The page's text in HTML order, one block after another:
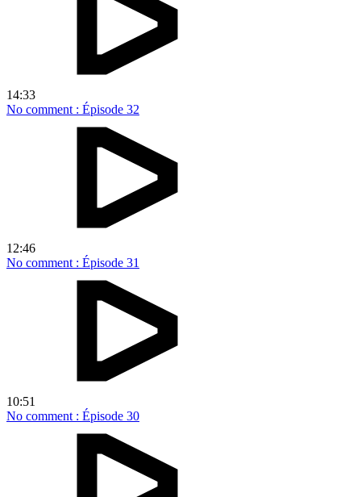
14:33
No comment : Épisode 32
12:46
No comment : Épisode 31
10:51
No comment : Épisode 30